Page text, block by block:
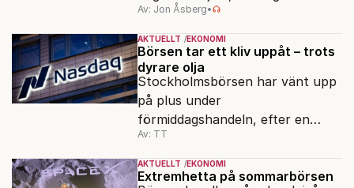
Av: Jon Åsberg•
AKTUELLT EKONOMI
Börsen tar ett kliv uppåt – trots
dyrare olja
Stockholmsbörsen har vänt upp
på plus under
förmiddagshandeln, efter en
inledning nedåt – trots ett högre
oljepris och AI-oro.
Av: TT
AKTUELLT EKONOMI
Extremhetta på sommarbörsen